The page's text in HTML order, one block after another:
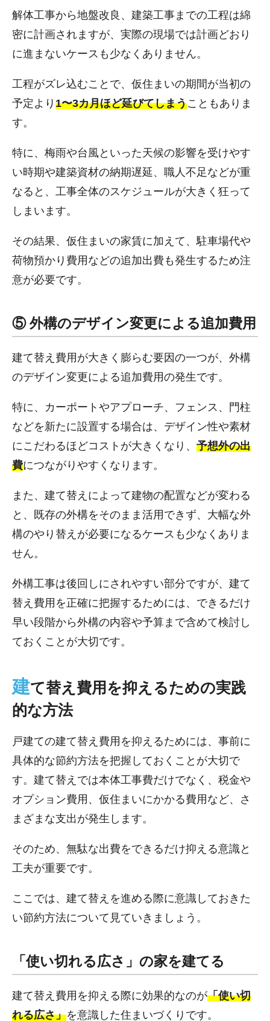
解体工事から地盤改良、建築工事までの工程は綿
密に計画されますが、実際の現場では計画どおり
に進まないケースも少なくありません。
工程がズレ込むことで、仮住まいの期間が当初の
予定より 1〜3カ月ほど延びてしまうこともありま
す。
特に、梅雨や台風といった天候の影響を受けやす
い時期や建築資材の納期遅延、職人不足などが重
なると、工事全体のスケジュールが大きく狂って
しまいます。
その結果、仮住まいの家賃に加えて、駐車場代や
荷物預かり費用などの追加出費も発生するため注
意が必要です。
⑤ 外構のデザイン変更による追加費用
建て替え費用が大きく膨らむ要因の一つが、外構
のデザイン変更による追加費用の発生です。
特に、カーポートやアプローチ、フェンス、門柱
などを新たに設置する場合は、デザイン性や素材
にこだわるほどコストが大きくなり、 予想外の出
費につながりやすくなります。
また、建て替えによって建物の配置などが変わる
と、既存の外構をそのまま活用できず、大幅な外
構のやり替えが必要になるケースも少なくありま
せん。
外構工事は後回しにされやすい部分ですが、建て
替え費用を正確に把握するためには、できるだけ
早い段階から外構の内容や予算まで含めて検討し
ておくことが大切です。
建て替え費用を抑えるための実践
的な方法
戸建ての建て替え費用を抑えるためには、事前に
具体的な節約方法を把握しておくことが大切で
す。建て替えでは本体工事費だけでなく、税金や
オプション費用、仮住まいにかかる費用など、さ
まざまな支出が発生します。
そのため、無駄な出費をできるだけ抑える意識と
工夫が重要です。
ここでは、建て替えを進める際に意識しておきた
い節約方法について見ていきましょう。
「使い切れる広さ」の家を建てる
建て替え費用を抑える際に効果的なのが「使い切
れる広さ」を意識した住まいづくりです。